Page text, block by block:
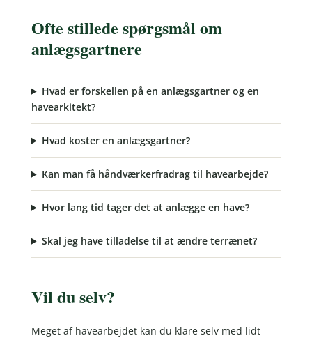
Ofte stillede spørgsmål om
anlægsgartnere
Hvad er forskellen på en anlægsgartner og en
havearkitekt?
Hvad koster en anlægsgartner?
Kan man få håndværkerfradrag til havearbejde?
Hvor lang tid tager det at anlægge en have?
Skal jeg have tilladelse til at ændre terrænet?
Vil du selv?
Meget af havearbejdet kan du klare selv med lidt